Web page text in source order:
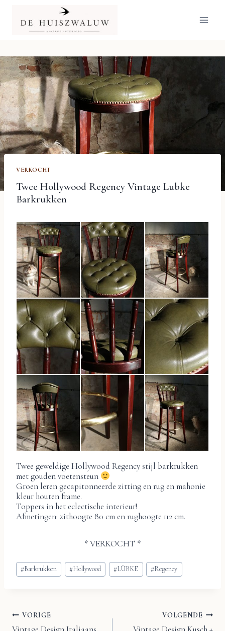
inhoud
VERKOCHT
Twee Hollywood Regency Vintage Lubke
Barkrukken
Twee geweldige Hollywood Regency stijl barkrukken
met gouden voetensteun
Groen leren gecapitonneerde zitting en rug en mahonie
kleur houten frame.
Toppers in het eclectische interieur!
Afmetingen: zithoogte 80 cm en rughoogte 112 cm.
* VERKOCHT *
Bericht
tags:
#Barkrukken #Hollywood #LÜBKE #Regency
Bericht
VORIGE VOLGENDE